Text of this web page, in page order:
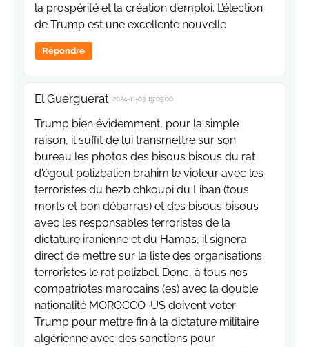
la prospérité et la création d’emploi. L’élection
de Trump est une excellente nouvelle
Répondre
El Guerguerat 2024-11-03 19:05:06
Trump bien évidemment, pour la simple
raison, il suffit de lui transmettre sur son
bureau les photos des bisous bisous du rat
d'égout polizbalien brahim le violeur avec les
terroristes du hezb chkoupi du Liban (tous
morts et bon débarras) et des bisous bisous
avec les responsables terroristes de la
dictature iranienne et du Hamas, il signera
direct de mettre sur la liste des organisations
terroristes le rat polizbel. Donc, à tous nos
compatriotes marocains (es) avec la double
nationalité MOROCCO-US doivent voter
Trump pour mettre fin à la dictature militaire
algérienne avec des sanctions pour